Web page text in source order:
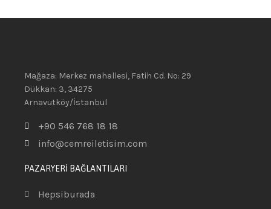
Mağaza: Merkez mahallesi, Fatih Cd. No: 29
Dükkan: 3, 34275
Arnavutköy/İstanbul
+90 546 768 18 18
info@cemreiletisim.com
PAZARYERİ BAĞLANTILARI
Hepsiburada